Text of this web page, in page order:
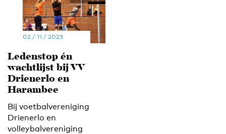
02 / 11 / 2023
Ledenstop én
wachtlijst bij VV
Drienerlo en
Harambee
Bij voetbalvereniging
Drienerlo en
volleybalvereniging